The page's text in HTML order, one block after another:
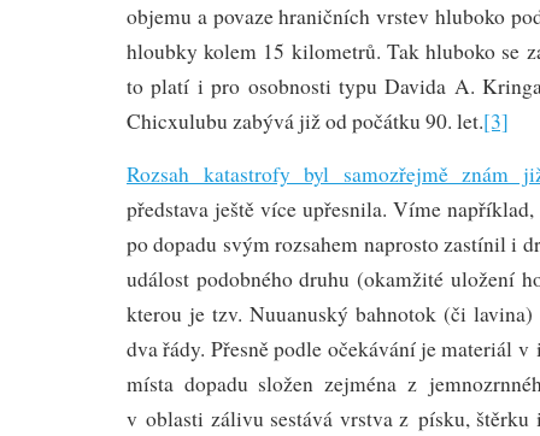
objemu a povaze hraničních vrstev hluboko
hloubky kolem 15 kilometrů. Tak hluboko se
to platí i pro osobnosti typu Davida A.
Chicxulubu zabývá již od počátku 90. let.[3]
Rozsah katastrofy byl samozřejmě znám
představa ještě více upřesnila. Víme
po dopadu svým rozsahem naprosto zastínil i
událost podobného druhu (okamžité uložení
kterou je tzv. Nuuanuský bahnotok (či
dva řády. Přesně podle očekávání je materiál
místa dopadu složen zejména z
v oblasti zálivu sestává vrstva z písku, štěrku